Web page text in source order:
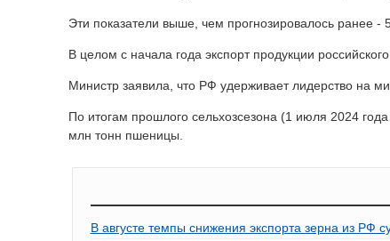
Эти показатели выше, чем прогнозировалось ранее
В целом с начала года экспорт продукции
Министр заявила, что РФ удерживает лидерство на
По итогам прошлого сельхозсезона (1 июля 2024
млн тонн пшеницы.
В августе темпы снижения экспорта зерна из РФ